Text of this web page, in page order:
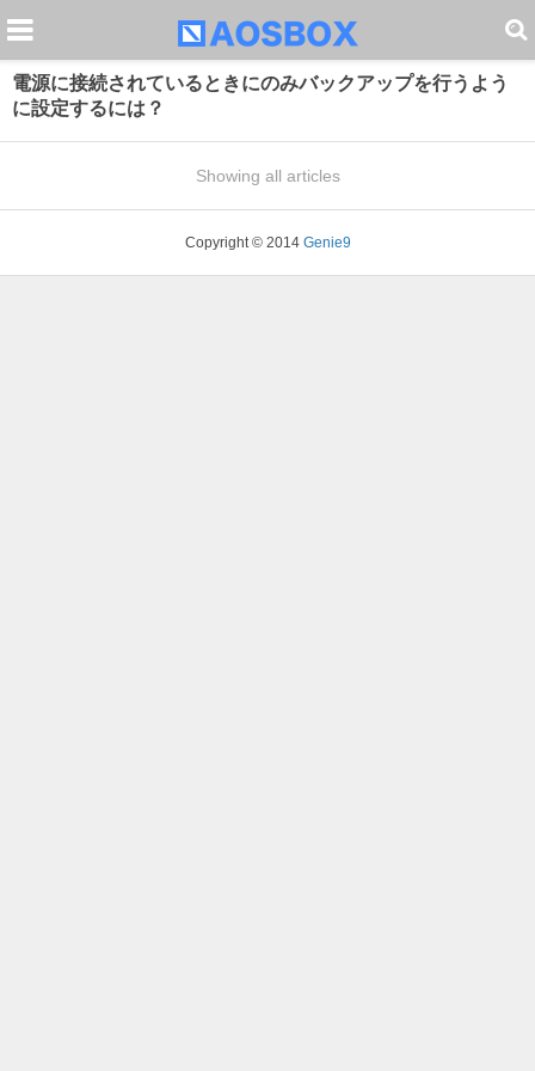
電源に接続されているときにのみバックアップを行うよう
に設定するには？
Showing all articles
Copyright © 2014Genie9